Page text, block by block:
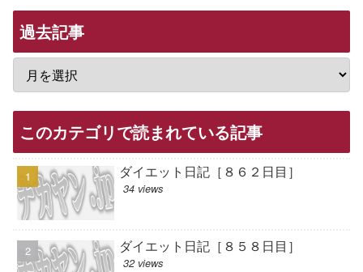
過去記事
このカテゴリで読まれている記事
ダイエット日記［８６２日目］
34 views
ダイエット日記［８５８日目］
32 views